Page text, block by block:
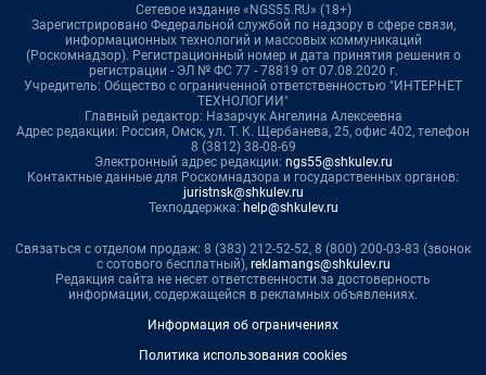
Сетевое издание «NGS55.RU» (18+)
Зарегистрировано Федеральной службой по надзору в сфере связи,
информационных технологий и массовых коммуникаций
(Роскомнадзор). Регистрационный номер и дата принятия решения о
регистрации - ЭЛ № ФС 77 - 78819 от 07.08.2020 г.
Учредитель: Общество с ограниченной ответственностью "ИНТЕРНЕТ
ТЕХНОЛОГИИ"
Главный редактор: Назарчук Ангелина Алексеевна
Адрес редакции: Россия, Омск, ул. Т. К. Щербанева, 25, офис 402, телефон
8 (3812) 38-08-69
Электронный адрес редакции: ngs55@shkulev.ru
Контактные данные для Роскомнадзора и государственных органов:
juristnsk@shkulev.ru
Техподдержка: help@shkulev.ru
Связаться с отделом продаж: 8 (383) 212-52-52, 8 (800) 200-03-83 (звонок
с сотового бесплатный), reklamangs@shkulev.ru
Редакция сайта не несет ответственности за достоверность
информации, содержащейся в рекламных объявлениях.
Информация об ограничениях
Политика использования cookies